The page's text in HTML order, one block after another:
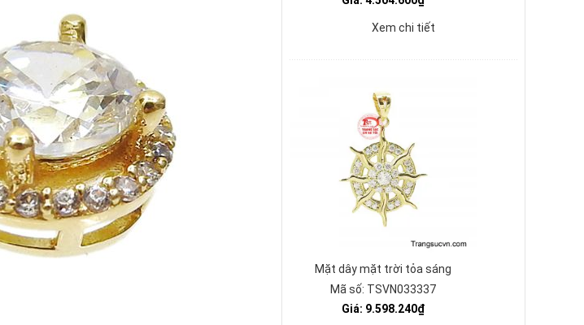
Xem chi tiết
Mặt dây mặt trời tỏa sáng
Mã số: TSVN033337
Giá: 9.598.240₫